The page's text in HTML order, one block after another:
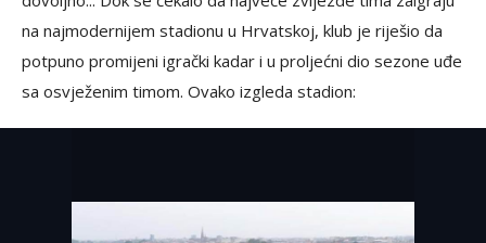
na najmodernijem stadionu u Hrvatskoj, klub je riješio da
potpuno promijeni igrački kadar i u proljećni dio sezone uđe
sa osvježenim timom. Ovako izgleda stadion: